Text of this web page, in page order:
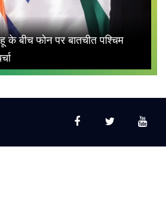
के बीच फोन पर बातचीत पश्चिम